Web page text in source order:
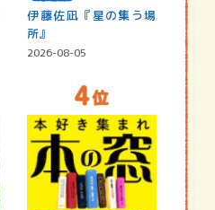
伊藤佐凪『星の集う場
所』
2026-08-05